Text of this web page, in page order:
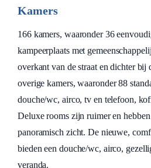
Kamers
166 kamers, waaronder 36
kampeerplaats met
overkant van de straat en dichter bij
overige kamers, waaronder 88
douche/wc, airco, tv en telefoon,
Deluxe rooms zijn ruimer en
panoramisch zicht. De nieuwe,
bieden een douche/wc, airco,
veranda.